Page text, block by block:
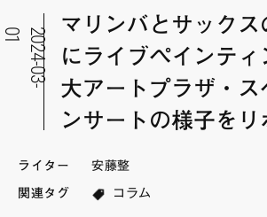
アーティスト
店舗からのお知らせ
公式通販
2
0
2
4
-
0
3
-
0
1
マリンバとサックス
にライブペインテ
大アートプラザ・ス
ンサートの様子をリ
ライター 安藤整
関連タグ コラム